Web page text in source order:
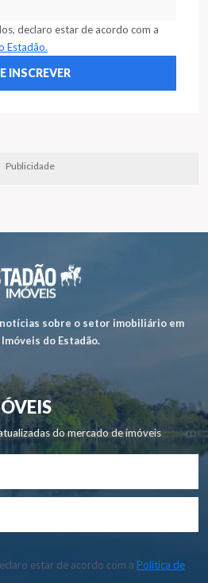
declaro estar de acordo com a
Estadão.
Publicidade
sobre o setor imobiliário em
do Estadão.
do mercado de imóveis
estar de acordo com a Política de